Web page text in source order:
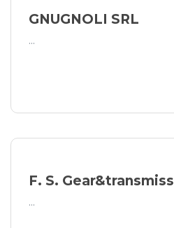
GNUGNOLI SRL
...
F. S.
...